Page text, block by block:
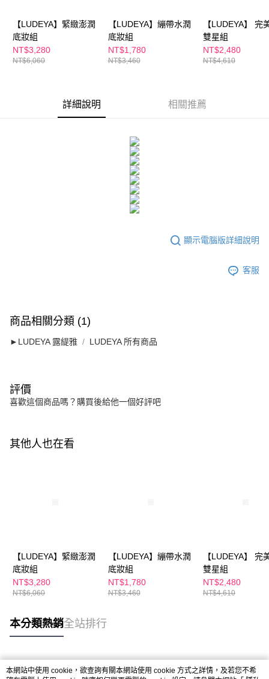
權轉讓予恩沛科技股份有限公司。
２．關於個人資料處理事宜，請瀏覽以下網址：
https://aftee.tw/terms/#terms3
３．未成年的使用者請事先徵得法定代理人或監護人之同意方可使用
時審查核予不同之上限額度；若仍有額度不足之情形，本公司將視審查結果
恩沛科技股份有限公司將有權停止該用戶之使用額度並採取法律行動。
付款後7-11取貨
每筆NT$100，滿NT$600(含以上)免運費
【LUDEYA】緊緻澎潤
底妝組
NT$3,280
NT$6,060
【LUDEYA】繃帶水潤
底妝組
NT$1,780
NT$3,460
【LUDEYA】 完
雙星組
NT$2,480
NT$4,610
詳細說明 相關推薦
顯示電腦版詳細說明
客服
商品相關分類 (1)
►LUDEYA 露緹雅 LUDEYA 所有商品
評價
喜歡這個商品嗎？購買後給他一個好評吧
其他人也在看
【LUDEYA】緊緻澎潤
底妝組
NT$3,280
NT$6,060
【LUDEYA】繃帶水潤
底妝組
NT$1,780
NT$3,460
【LUDEYA】 完
雙星組
NT$2,480
NT$4,610
本分類熱銷全站排行
熱門標籤
本網站中使用 cookie，欲查詢有關本網站使用 cookie 方式之詳情，及若您不希